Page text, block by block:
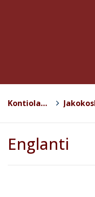
Kontiolahti
Englanti